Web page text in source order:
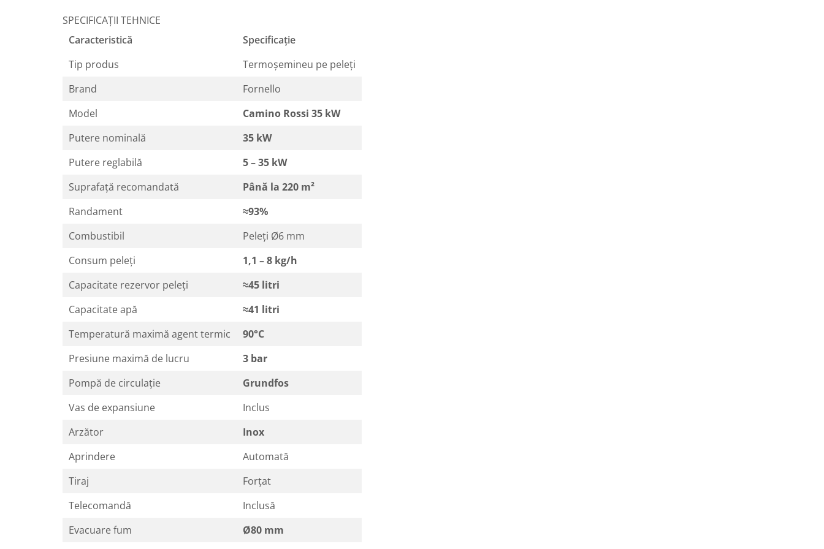
SPECIFICAȚII TEHNICE
Caracteristică
Specificație
Tip produs
Termoșemineu pe peleți
Brand
Fornello
Model
Camino Rossi 35 kW
Putere nominală
35 kW
Putere reglabilă
5 – 35 kW
Suprafață recomandată
Până la 220 m²
Randament
≈93%
Combustibil
Peleți Ø6 mm
Consum peleți
1,1 – 8 kg/h
Capacitate rezervor peleți
≈45 litri
Capacitate apă
≈41 litri
Temperatură maximă agent termic
90°C
Presiune maximă de lucru
3 bar
Pompă de circulație
Grundfos
Vas de expansiune
Inclus
Arzător
Inox
Aprindere
Automată
Tiraj
Forțat
Telecomandă
Inclusă
Evacuare fum
Ø80 mm